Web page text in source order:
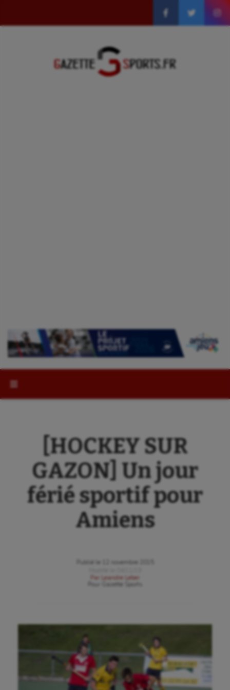
[HOCKEY SUR
GAZON] Un jour
férié sportif pour
Amiens
Publié le
12 novembre 2015
Par
Leandre Leber
Gazette Sports